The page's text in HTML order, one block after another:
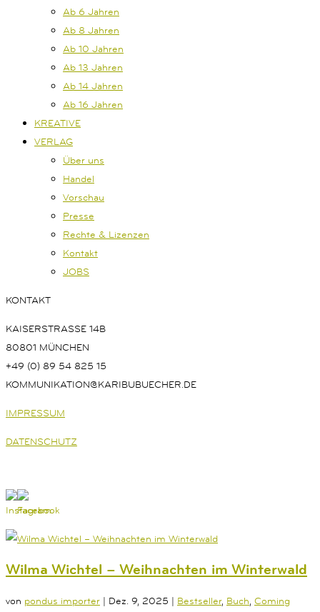
Ab 6 Jahren
Ab 8 Jahren
Ab 10 Jahren
Ab 13 Jahren
Ab 14 Jahren
Ab 16 Jahren
KREATIVE
VERLAG
Über uns
Handel
Vorschau
Presse
Rechte & Lizenzen
Kontakt
JOBS
KONTAKT
KAISERSTRASSE 14B
80801 MÜNCHEN
+49 (0) 89 54 825 15
KOMMUNIKATION@KARIBUBUECHER.DE
IMPRESSUM
DATENSCHUTZ
Wilma Wichtel – Weihnachten im Winterwald
von pondus importer | Dez. 9, 2025 | Bestseller, Buch, Coming